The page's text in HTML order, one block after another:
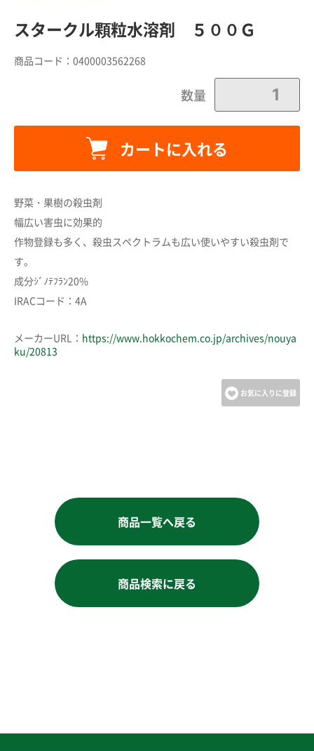
スタークル顆粒水溶剤 ５００Ｇ
商品コード： 0400003562268
数量
カートに入れる
カートへ進む
野菜・果樹の殺虫剤
幅広い害虫に効果的
作物登録も多く、殺虫スペクトラムも広い使いやすい殺虫剤で
す。
成分ｼﾞﾉﾃﾌﾗﾝ20%
IRACコード：4A
メーカーURL： https://www.hokkochem.co.jp/archives/nouya
ku/20813
お気に入りに登録
商品一覧へ戻る
商品検索に戻る